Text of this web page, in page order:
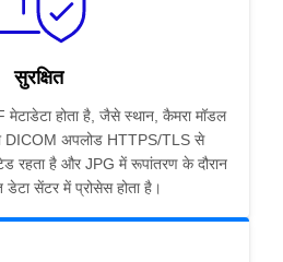
सुरक्षित
होता है, जैसे स्थान, कैमरा मॉडल
DICOM अपलोड HTTPS/TLS से
रहता है और JPG में रूपांतरण के दौरान
डेटा सेंटर में प्रोसेस होता है।